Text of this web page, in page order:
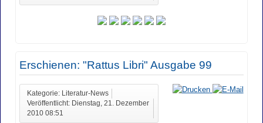
Erschienen: "Rattus Libri" Ausgabe 99
Kategorie: Literatur-News
Veröffentlicht: Dienstag, 21. Dezember
2010 08:51